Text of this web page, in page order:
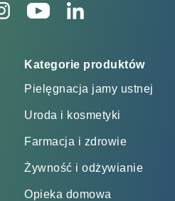
Kategorie produktów
Pielęgnacja jamy ustnej
Uroda i kosmetyki
Farmacja i zdrowie
Żywność i odżywianie
Opieka domowa